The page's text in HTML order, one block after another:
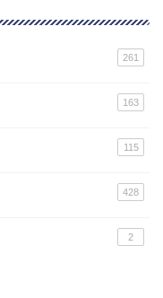
261
163
115
428
2